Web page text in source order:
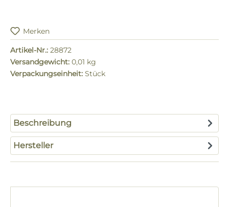
Merken
Artikel-Nr.: 28872
Versandgewicht: 0,01 kg
Verpackungseinheit: Stück
Beschreibung
Hersteller